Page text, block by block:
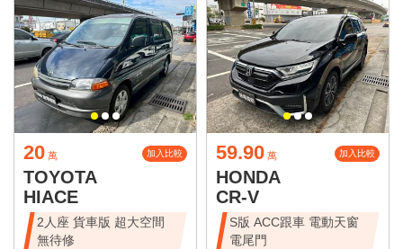
20 萬 加入比較
TOYOTA
HIACE
2人座 貨車版 超大空間
無待修
59.90 萬 加入比較
HONDA
CR-V
S版 ACC跟車 電動天窗
電尾門